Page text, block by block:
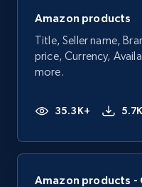
Amazon products
Title, Seller name,
price, Currency,
more.
35.3K+
Amazon products